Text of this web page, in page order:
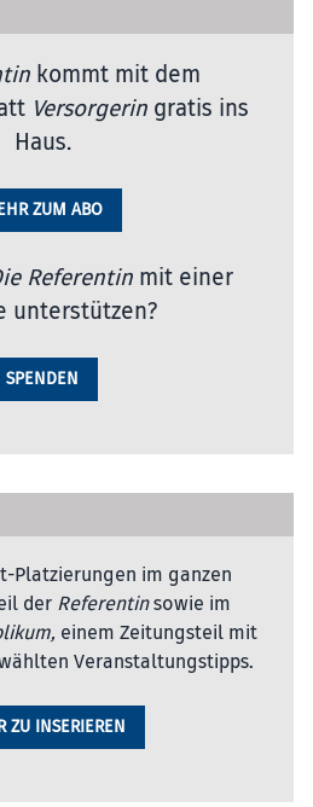
kommt mit dem
Versorgeringratis ins
Haus.
ZUM ABO
Referentinmit einer
unterstützen?
SPENDEN
Platzierungen im ganzen
der Referentinsowie im
einem Zeitungsteil mit
Veranstaltungstipps.
ZU INSERIEREN